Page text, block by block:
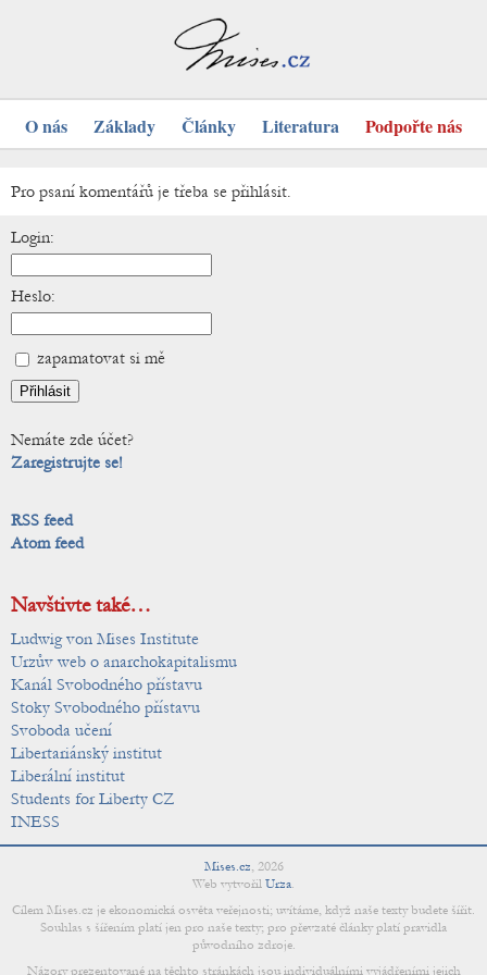
O nás Základy Články Literatura Podpořte nás
Pro psaní komentářů je třeba se přihlásit.
Login:
Heslo:
zapamatovat si mě
Nemáte zde účet?
Zaregistrujte se!
RSS feed
Atom feed
Navštivte také…
Ludwig von Mises Institute
Urzův web o anarchokapitalismu
Kanál Svobodného přístavu
Stoky Svobodného přístavu
Svoboda učení
Libertariánský institut
Liberální institut
Students for Liberty CZ
INESS
Mises.cz, 2026
Web vytvořil Urza.
Cílem Mises.cz je ekonomická osvěta veřejnosti; uvítáme, když naše texty budete šířit.
Souhlas s šířením platí jen pro naše texty; pro převzaté články platí pravidla
původního zdroje.
Názory prezentované na těchto stránkách jsou individuálními vyjádřeními jejich